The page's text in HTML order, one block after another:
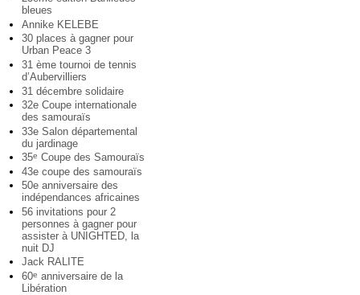
bleues
Annike KELEBE
30 places à gagner pour
Urban Peace 3
31 ème tournoi de tennis
d’Aubervilliers
31 décembre solidaire
32e Coupe internationale
des samouraïs
33e Salon départemental
du jardinage
35e Coupe des Samouraïs
43e coupe des samouraïs
50e anniversaire des
indépendances africaines
56 invitations pour 2
personnes à gagner pour
assister à UNIGHTED, la
nuit DJ
Jack RALITE
60e anniversaire de la
Libération